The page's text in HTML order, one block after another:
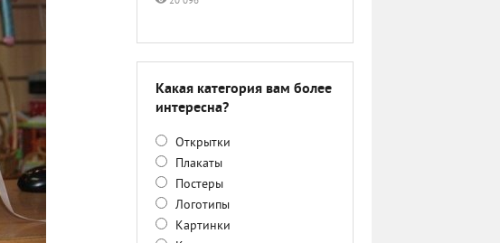
Какая категория вам более
интересна?
Открытки
Плакаты
Постеры
Логотипы
Картинки